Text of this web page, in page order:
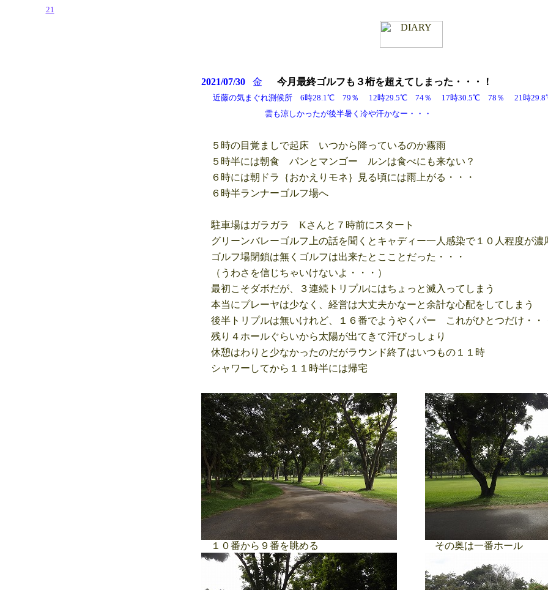
21
2021/07/30 金 今月最終ゴルフ も３桁を超えてしまった・・・！
近藤の気まぐれ測候所 6時28.1℃ 79％ 12時29.5℃ 74％ 17時30.5℃ 78％ 21時
雲も涼しかったが後半暑く冷や汗かなー・・・
５時の目覚ましで起床 いつから降っているのか霧雨
５時半には朝食 パンとマンゴー ルンは食べにも来ない？
６時には朝ドラ｛おかえりモネ｝見る頃には雨上がる・・・
６時半ランナーゴルフ場へ
駐車場はガラガラ Kさんと７時前にスタート
グリーンバレーゴルフ上の話を聞くとキャディー一人感染で１０人程度が濃
ゴルフ場閉鎖は無くゴルフは出来たとこことだった・・・
（うわさを信じちゃいけないよ・・・）
最初こそダボだが、３連続トリプルにはちょっと滅入ってしまう
本当にプレーヤは少なく、経営は大丈夫かなーと余計な心配をしてしまう
後半トリプルは無いけれど、１６番でようやくパー これがひとつだけ・・
残り４ホールぐらいから太陽が出てきて汗びっしょり
休憩はわりと少なかったのだがラウンド終了はいつもの１１時
シャワーしてから１１時半には帰宅
１０番から９番を眺める その奥は一番ホール